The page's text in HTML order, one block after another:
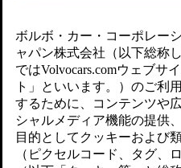
V60 エクステリア []
ダイナミックなボディライン
フェイス。そして、揺るぎな
のエステートには、確かな